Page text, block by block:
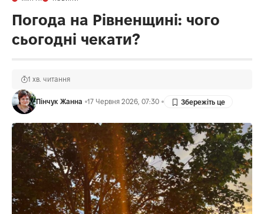
Погода на Рівненщині: чого
сьогодні чекати?
Пінчук Жанна 17 Червня 2026, 07:30
1 хв. читання